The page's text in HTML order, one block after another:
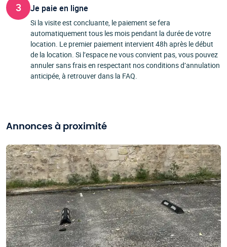
3 Je paie en ligne
Si la visite est concluante, le paiement se fera
automatiquement tous les mois pendant la durée de votre
location. Le premier paiement intervient 48h après le début
de la location. Si l’espace ne vous convient pas, vous pouvez
annuler sans frais en respectant nos conditions d’annulation
anticipée, à retrouver dans la FAQ.
Annonces à proximité